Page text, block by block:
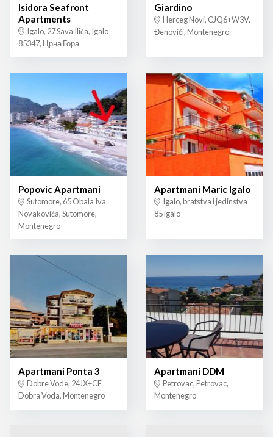
Isidora Seafront
Apartments
Igalo, 27 Sava Ilića, Igalo
85347, Црна Гора
Giardino
Herceg Novi, CJQ6+W3V,
Đenovići, Montenegro
Popovic Apartmani
Sutomore, 65 Obala Iva
Novakovića, Sutomore,
Montenegro
Apartmani Maric Igalo
Igalo, bratstva i jedinstva
85 igalo
Apartmani Ponta 3
Dobre Vode, 24JX+CF
Dobra Voda, Montenegro
Apartmani DDM
Petrovac, Petrovac,
Montenegro